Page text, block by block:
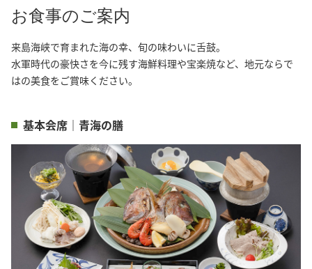
お食事のご案内
来島海峡で育まれた海の幸、旬の味わいに舌鼓。
水軍時代の豪快さを今に残す海鮮料理や宝楽焼など、地元ならで
はの美食をご賞味ください。
基本会席｜青海の膳